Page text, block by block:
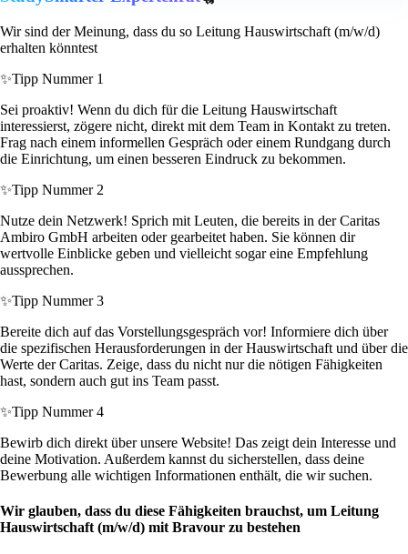
Wir sind der Meinung, dass du so Leitung Hauswirtschaft (m/w/d)
erhalten könntest
✨Tipp Nummer 1
Sei proaktiv! Wenn du dich für die Leitung Hauswirtschaft
interessierst, zögere nicht, direkt mit dem Team in Kontakt zu treten.
Frag nach einem informellen Gespräch oder einem Rundgang durch
die Einrichtung, um einen besseren Eindruck zu bekommen.
✨Tipp Nummer 2
Nutze dein Netzwerk! Sprich mit Leuten, die bereits in der Caritas
Ambiro GmbH arbeiten oder gearbeitet haben. Sie können dir
wertvolle Einblicke geben und vielleicht sogar eine Empfehlung
aussprechen.
✨Tipp Nummer 3
Bereite dich auf das Vorstellungsgespräch vor! Informiere dich über
die spezifischen Herausforderungen in der Hauswirtschaft und über die
Werte der Caritas. Zeige, dass du nicht nur die nötigen Fähigkeiten
hast, sondern auch gut ins Team passt.
✨Tipp Nummer 4
Bewirb dich direkt über unsere Website! Das zeigt dein Interesse und
deine Motivation. Außerdem kannst du sicherstellen, dass deine
Bewerbung alle wichtigen Informationen enthält, die wir suchen.
Wir glauben, dass du diese Fähigkeiten brauchst, um Leitung
Hauswirtschaft (m/w/d) mit Bravour zu bestehen